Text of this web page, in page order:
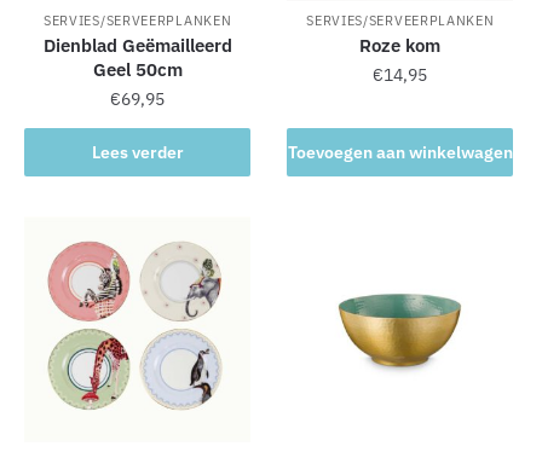
SERVIES/SERVEERPLANKEN
Dienblad Geëmailleerd
Geel 50cm
€69,95
Lees verder
SERVIES/SERVEERPLANKEN
Roze kom
€14,95
Toevoegen aan winkelwagen